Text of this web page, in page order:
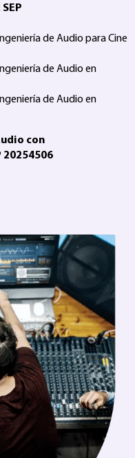
de Audio para Cine
de Audio en
de Audio en
con
20254506